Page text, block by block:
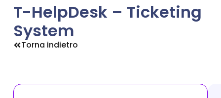
T-HelpDesk – Ticketing
System
Torna indietro